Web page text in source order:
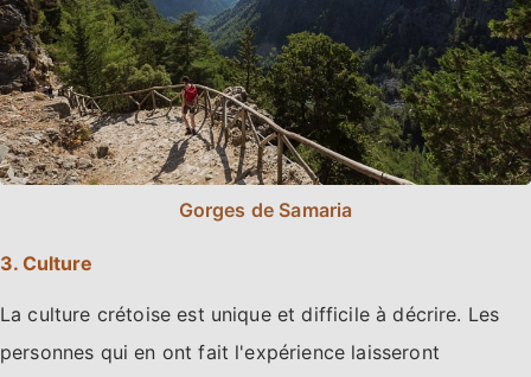
Gorges de Samaria
3. Culture
La culture crétoise est unique et difficile à décrire. Les
personnes qui en ont fait l'expérience laisseront